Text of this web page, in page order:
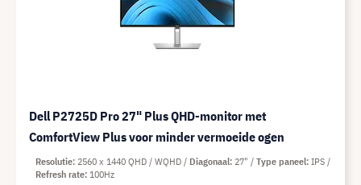
Dell P2725D Pro 27" Plus QHD-monitor met
ComfortView Plus voor minder vermoeide ogen
Resolutie 2560 x 1440 QHD / WQHD Diagonaal 27" Type paneel IPS
Refresh rate 100Hz